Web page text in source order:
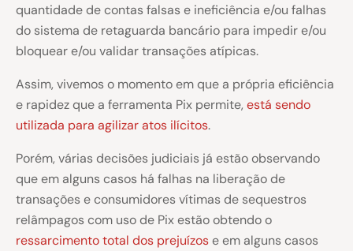
quantidade de contas falsas e ineficiência e/ou falhas
do sistema de retaguarda bancário para impedir e/ou
bloquear e/ou validar transações atípicas.
Assim, vivemos o momento em que a própria eficiência
e rapidez que a ferramenta Pix permite, está sendo
utilizada para agilizar atos ilícitos.
Porém, várias decisões judiciais já estão observando
que em alguns casos há falhas na liberação de
transações e consumidores vítimas de sequestros
relâmpagos com uso de Pix estão obtendo o
ressarcimento total dos prejuízose em alguns casos